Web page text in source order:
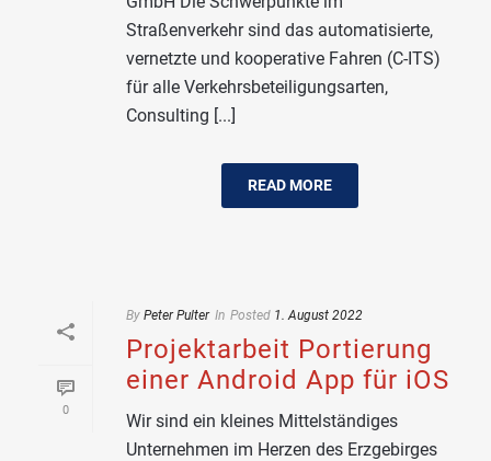
Straßenverkehr sind das automatisierte,
vernetzte und kooperative Fahren (C-ITS)
für alle Verkehrsbeteiligungsarten,
Consulting [...]
READ MORE
0
By Peter Pulter In Posted 1. August 2022
Projektarbeit Portierung
einer Android App für iOS
Wir sind ein kleines Mittelständiges
Unternehmen im Herzen des Erzgebirges